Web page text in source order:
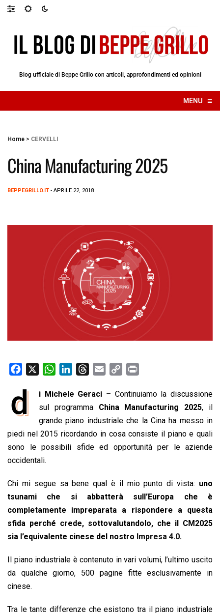
Blog ufficiale di Beppe Grillo con articoli, approfondimenti ed opinioni
MENU ≡
☰
Home > CERVELLI
China Manufacturing 2025
BEPPEGRILLO.IT - APRILE 22, 2018
e
o
o
k
W
a
t
s
A
p
n
k
e
d
r
e
a
d
s
a
i
l
p
y
L
i
n
i
n
d i Michele Geraci – Continuiamo la discussione
sul programma China Manufacturing 2025, il
grande piano industriale che la Cina ha messo in
piedi nel 2015 ricordando in cosa consiste il piano e quali
sono le possibili sfide ed opportunità per le aziende
occidentali.
Chi mi segue sa bene qual è il mio punto di vista: uno
tsunami che si abbatterà sull’Europa che è
completamente impreparata a rispondere a questa
sfida perché crede, sottovalutandolo, che il CM2025
sia l’equivalente cinese del nostro Impresa 4.0.
Il piano industriale è contenuto in vari volumi, l’ultimo uscito
da qualche giorno, 500 pagine fitte esclusivamente in
cinese.
Tra le tante differenze che esistono tra il piano industriale